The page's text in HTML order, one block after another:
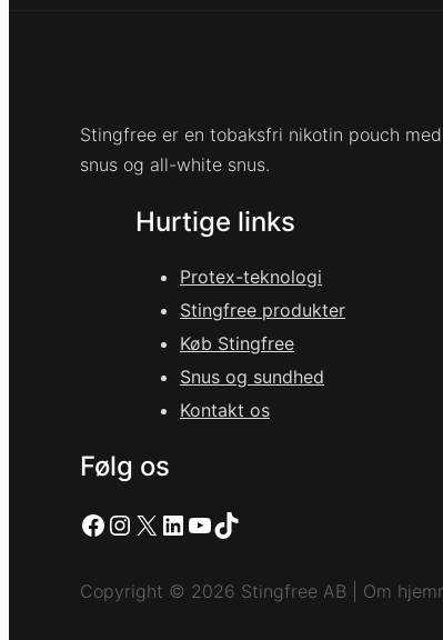
Stingfree er en tobaksfri nikotin pouch
snus og all-white snus.
Hurtige links
Protex-teknologi
Stingfree produkter
Køb Stingfree
Snus og sundhed
Kontakt os
Følg os
Facebook
Instagram
X LinkedIn
YouTube
TikTok
Copyright © 2026 Stingfree AB | Om